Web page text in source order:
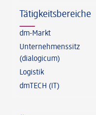
Tätigkeitsbereiche
dm-Markt
Unternehmenssitz
(dialogicum)
Logistik
dmTECH (IT)